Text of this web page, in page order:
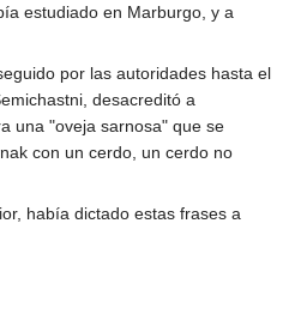
estudiado en Marburgo, y a
por las autoridades hasta el
desacreditó a
una "oveja sarnosa" que se
con un cerdo, un cerdo no
había dictado estas frases a